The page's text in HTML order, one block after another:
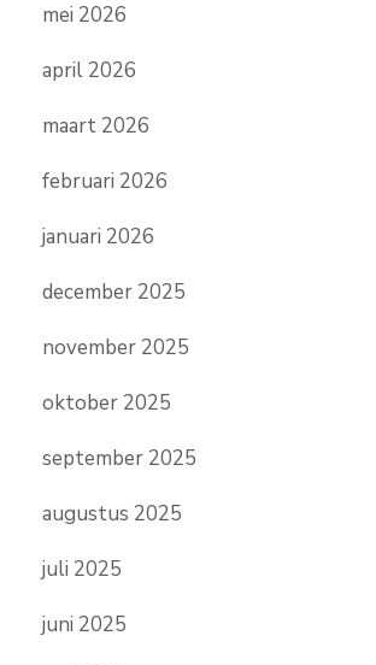
mei 2026
april 2026
maart 2026
februari 2026
januari 2026
december 2025
november 2025
oktober 2025
september 2025
augustus 2025
juli 2025
juni 2025